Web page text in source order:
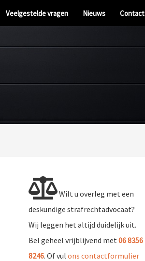
Veelgestelde vragen Nieuws Contact
Wilt u overleg met een
deskundige strafrechtadvocaat?
Wij leggen het altijd duidelijk uit.
Bel geheel vrijblijvend met06 8356
8246. Of vul ons contactformulier